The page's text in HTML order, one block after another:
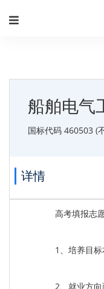
船舶电气
国标代码 460503 (
详情
高考填报志
1、培养目
2、就业方